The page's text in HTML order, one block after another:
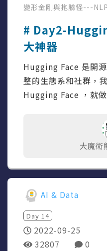
變形金剛與抱臉怪---
# Day2-
大神器
Hugging Face 是開
整的生態系和社群，
Hugging Face ，就
大魔術
AI & Data
Day 14
2022-09-25
32807
0